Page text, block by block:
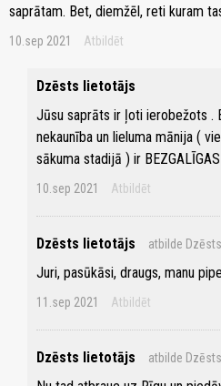
saprātam. Bet, diemžēl, reti kuram
10.sep 2021 Atbildēt
Dzēsts lietotājs
Jūsu saprāts ir ļoti ierobežots .
nekaunība un lieluma mānija (
sākuma stadijā ) ir
10.sep 2021 Atbildēt
Dzēsts lietotājs atbilde
Juri, pasūkāsi, draugs, manu
11.sep 2021 Atbildēt
Dzēsts lietotājs atbilde